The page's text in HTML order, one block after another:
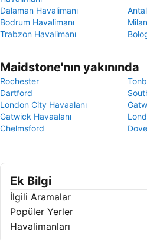
Dalaman Havalimanı
Bodrum Havalimanı
Trabzon Havalimanı
Maidstone'nın yakınında
Rochester
Dartford
London City Havaalanı
Gatwick Havaalanı
Chelmsford
Ek Bilgi
İlgili Aramalar
Popüler Yerler
Havalimanları